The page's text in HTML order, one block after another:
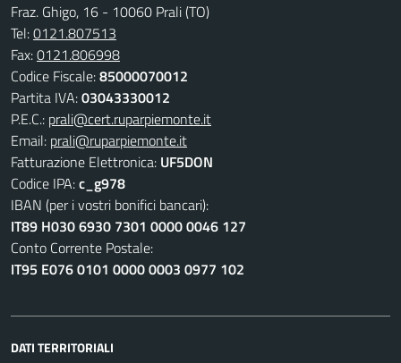
Fraz. Ghigo, 16 - 10060 Prali (TO)
Tel:0121.807513
Fax:0121.806998
Codice Fiscale:85000070012
Partita IVA:03043330012
P.E.C.: prali@cert.ruparpiemonte.it
Email: prali@ruparpiemonte.it
Fatturazione Elettronica: UF5DON
Codice IPA:c_g978
IBAN (per i vostri bonifici bancari):
IT89 H030 6930 7301 0000 0046 127
Conto Corrente Postale:
IT95 E076 0101 0000 0003 0977 102
DATI TERRITORIALI